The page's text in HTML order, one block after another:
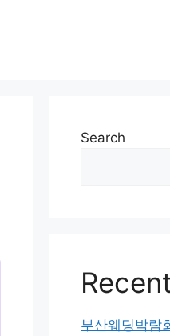
Search
부산웨딩박람